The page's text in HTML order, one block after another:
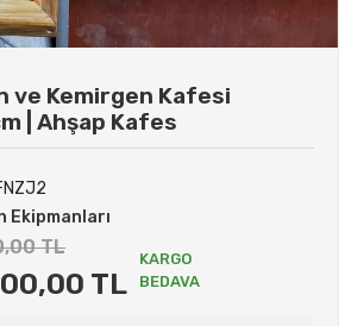
ve Kemirgen Kafesi
| Ahşap Kafes
Ekipmanları
TL
TL
KARGO
BEDAVA